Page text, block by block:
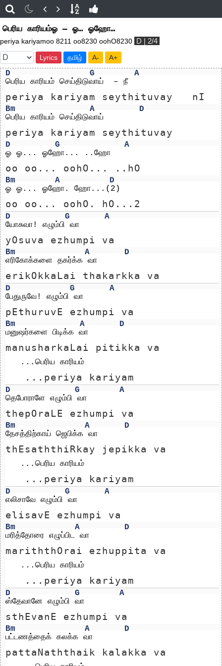
பெரிய காரியம்ஓ – ஓ… ஓஹோ…
periya kariyamoo 8211 oo8230 oohO8230 D | 2/4
Lyrics தமிழ் A- A+
D G
A
பெரிய காரியம் செய்திடுவாய்  – நீ
periya kariyam seythituvay   nI
Bm A
D
பெரிய காரியம் செய்திடுவாய்
periya kariyam seythituvay
D G
A
ஓ ஓ... ஓஹோ... ..ஹோ
oo oo... oohO... ..hO
Bm A
D
ஓ ஓ... ஓஹோ. ஹோ...(2)
oo oo... oohO. hO...2
D G
A
யோசுவா! எழும்பி வா
yOsuva ezhumpi va
Bm A
D
எரிகோக்களை தகர்க்க வா
erikOkkaLai thakarkka va
D G
A
பேதுருவே! எழும்பி வா
pEthuruvE ezhumpi va
Bm A
D
மனுஷர்களை பிடிக்க வா
manusharkaLai pitikka va
   ...பெரிய காரியம்
   ...periya kariyam
D G
A
தெபோராளே எழும்பி வா
thepOraLE ezhumpi va
Bm A
D
தேசத்திற்காய் ஜெபிக்க வா
thEsaththiRkay jepikka va
   ...பெரிய காரியம்
   ...periya kariyam
D G
A
எலிசாவே எழும்பி வா
elisavE ezhumpi va
Bm A
D
மரித்தோரை எழுப்பிட வா
mariththOrai ezhuppita va
   ...பெரிய காரியம்
   ...periya kariyam
D G
A
ஸ்தேவானே எழும்பி வா
sthEvanE ezhumpi va
Bm A
D
பட்டணத்தைக் கலக்க வா
pattaNaththaik kalakka va